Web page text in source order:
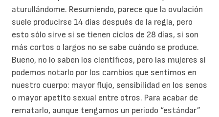
aturullándome. Resumiendo, parece que la ovulación
suele producirse 14 días después de la regla, pero
esto sólo sirve si se tienen ciclos de 28 días, si son
más cortos o largos no se sabe cuándo se produce.
Bueno, no lo saben los científicos, pero las mujeres sí
podemos notarlo por los cambios que sentimos en
nuestro cuerpo: mayor flujo, sensibilidad en los senos
o mayor apetito sexual entre otros. Para acabar de
rematarlo, aunque tengamos un periodo “estándar”